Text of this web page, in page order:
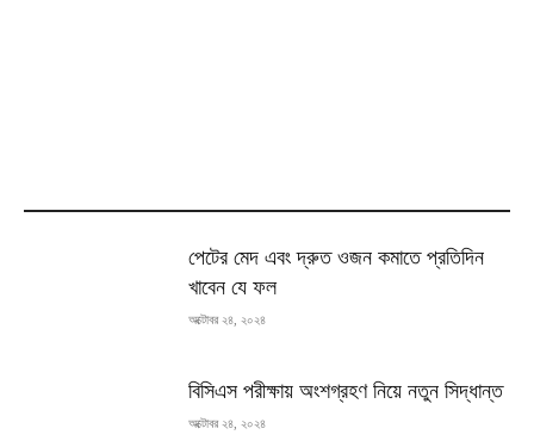
পেটের মেদ এবং দ্রুত ওজন কমাতে প্রতিদিন
খাবেন যে ফল
অক্টোবর ২৪, ২০২৪
বিসিএস পরীক্ষায় অংশগ্রহণ নিয়ে নতুন সিদ্ধান্ত
অক্টোবর ২৪, ২০২৪